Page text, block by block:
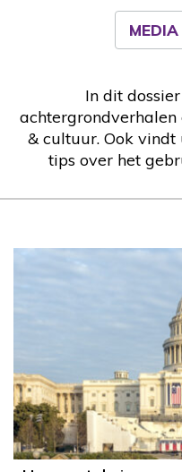
In dit
& cultuur. Ook vindt
tips over het